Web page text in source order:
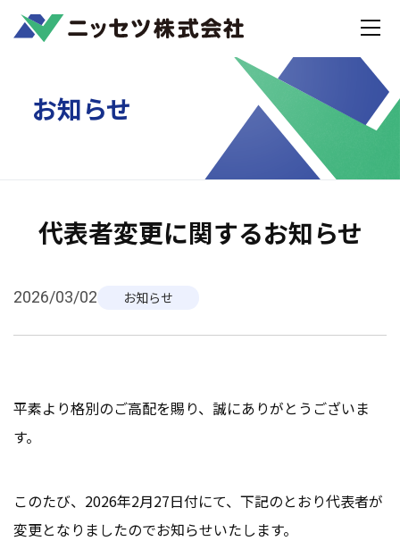
Home お知らせ 代表者変更に関するお知らせ
お知らせ
代表者変更に関するお知らせ
2026/03/02 お知らせ
平素より格別のご高配を賜り、誠にありがとうございま
す。
このたび、2026年2月27日付にて、下記のとおり代表者が
変更となりましたのでお知らせいたします。